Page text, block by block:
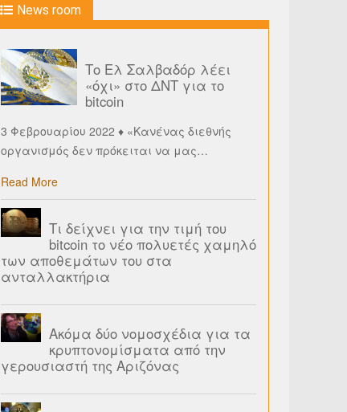
News room
Το Ελ Σαλβαδόρ λέει
«όχι» στο ΔΝΤ για το
bitcoin
3 Φεβρουαρίου 2022 ♦ «Κανένας διεθνής
οργανισμός δεν πρόκειται να μας…
Read More
Τι δείχνει για την τιμή του
bitcoin το νέο πολυετές χαμηλό
των αποθεμάτων του στα
ανταλλακτήρια
Ακόμα δύο νομοσχέδια για τα
κρυπτονομίσματα από την
γερουσιαστή της Αριζόνας